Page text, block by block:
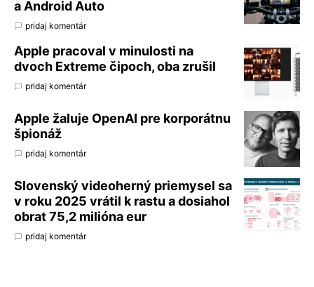
a Android Auto
pridaj komentár
Apple pracoval v minulosti na
dvoch Extreme čipoch, oba zrušil
pridaj komentár
Apple žaluje OpenAI pre korporátnu
špionáž
pridaj komentár
Slovenský videoherný priemysel sa
v roku 2025 vrátil k rastu a dosiahol
obrat 75,2 milióna eur
pridaj komentár